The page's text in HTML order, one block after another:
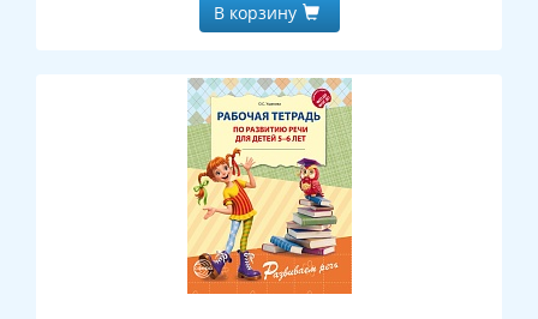
В корзину